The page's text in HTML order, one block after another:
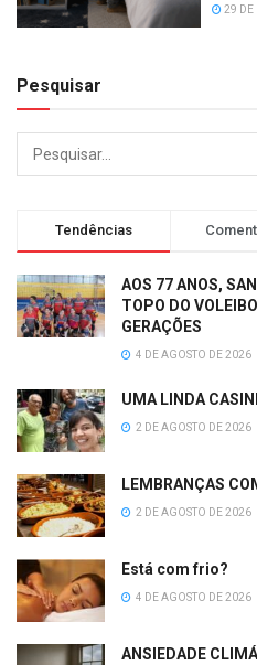
29 DE
Pesquisar
Tendências
AOS 77 ANOS,
TOPO DO
GERAÇÕES
4 DE AGOSTO DE 2026
UMA LINDA
2 DE AGOSTO DE 2026
LEMBRANÇAS
2 DE AGOSTO DE 2026
Está com frio?
4 DE AGOSTO DE 2026
ANSIEDADE